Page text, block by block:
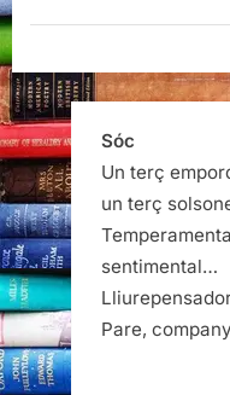
Sóc
Un terç
un terç
sentimental…
Pare,